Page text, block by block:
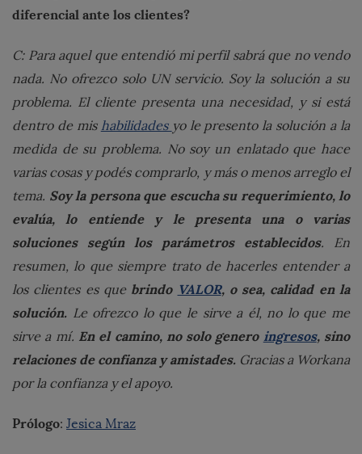
diferencial ante los clientes?
C: Para aquel que entendió mi perfil sabrá que no vendo
nada. No ofrezco solo UN servicio. Soy la solución a su
problema. El cliente presenta una necesidad, y si está
dentro de mis habilidades yo le presento la solución a la
medida de su problema. No soy un enlatado que hace
varias cosas y podés comprarlo, y más o menos arreglo el
tema. Soy la persona que escucha su requerimiento, lo
evalúa, lo entiende y le presenta una o varias
soluciones según los parámetros establecidos. En
resumen, lo que siempre trato de hacerles entender a
los clientes es que brindo VALOR, o sea, calidad en la
solución. Le ofrezco lo que le sirve a él, no lo que me
sirve a mí. En el camino, no solo genero ingresos, sino
relaciones de confianza y amistades. Gracias a Workana
por la confianza y el apoyo.
Prólogo: Jesica Mraz